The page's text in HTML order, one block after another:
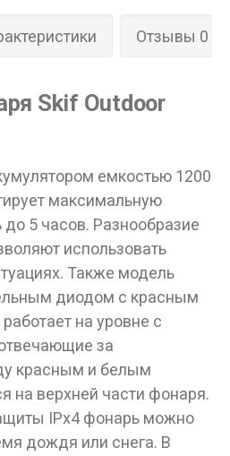
Отзывы 0
Skif Outdoor
емкостью 1200
максимальную
до 5 часов. Разнообразие
использовать
Также модель
диодом с красным
на уровне с
за
красным и белым
на верхней части фонаря.
IPx4 фонарь можно
дождя или снега. В